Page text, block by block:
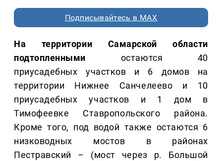
Подписывайтесь в MAX
На территории Самарской области
подтопленными остаются 40
приусадебных участков и 6 домов на
территории Нижнее Санчелеево и 10
приусадебных участков и 1 дом в
Тимофеевке Ставропольского района.
Кроме того, под водой также остаются 6
низководных мостов в районах
Пестравский – (мост через р. Большой